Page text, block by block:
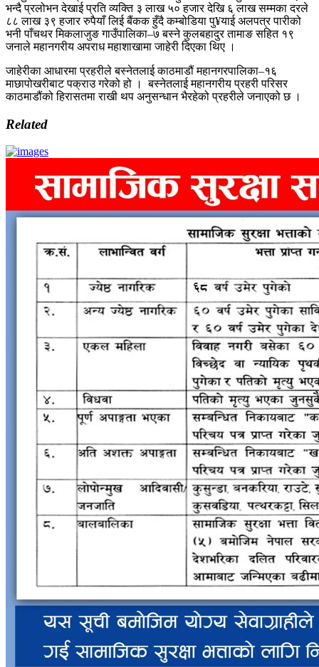
भन्दै प्रलोभन देखाई प्रति व्यक्ति ३ लाख ५० हजार देखि ६ लाख सम्मका दरले
८८ लाख ३९ हजार रुपैयाँ लिई बैंकक हुँदै कम्बोडिया पु¥याई अलपत्र पारीको
भनी पाँचथर मिकलाजुङ गाउँपालिका–७ बस्ने कुलबहादुर तामाङ सहित १९
जनाले महानगरीय अपराध महाशाखामा जाहेरी दिएका थिए ।
जाहेरीका आधारमा प्रहरीले बस्नेतलाई काठमाडौं महानगरपालिका–१६
माछापोखरीबाट पक्राउ गरेको हो । बस्नेतलाई महानगरीय प्रहरी परिसर
काठमाडौंको हिरासतमा राखी थप अनुसन्धान भैरहेको प्रहरीले जनाएको छ ।
Related